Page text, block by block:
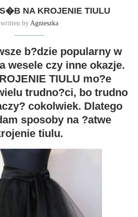
NA KROJENIE TIULU
written by Agnieszka
b?dzie popularny w
wesele czy inne okazje.
TIULU mo?e
trudno?ci, bo trudno
cokolwiek. Dlatego
sposoby na ?atwe
tiulu.